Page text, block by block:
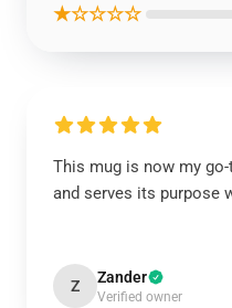
★☆☆☆☆
This mug is now my
and serves its purpose
Z Zander
Verified owner